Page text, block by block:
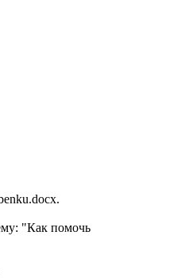
"Как помочь